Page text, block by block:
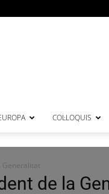
COL·LOQUIS
Generalitat
de la